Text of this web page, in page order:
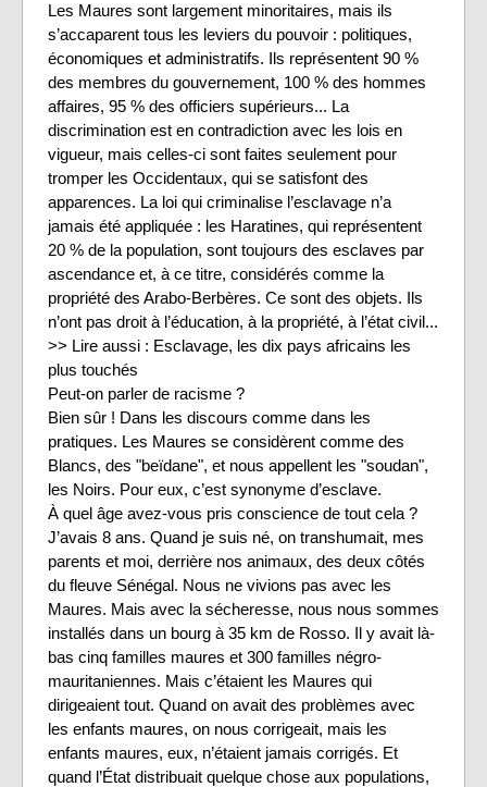
Les Maures sont largement minoritaires, mais ils
s’accaparent tous les leviers du pouvoir : politiques,
économiques et administratifs. Ils représentent 90 %
des membres du gouvernement, 100 % des hommes
affaires, 95 % des officiers supérieurs... La
discrimination est en contradiction avec les lois en
vigueur, mais celles-ci sont faites seulement pour
tromper les Occidentaux, qui se satisfont des
apparences. La loi qui criminalise l’esclavage n’a
jamais été appliquée : les Haratines, qui représentent
20 % de la population, sont toujours des esclaves par
ascendance et, à ce titre, considérés comme la
propriété des Arabo-Berbères. Ce sont des objets. Ils
n’ont pas droit à l’éducation, à la propriété, à l’état civil...
>> Lire aussi : Esclavage, les dix pays africains les
plus touchés
Peut-on parler de racisme ?
Bien sûr ! Dans les discours comme dans les
pratiques. Les Maures se considèrent comme des
Blancs, des "beïdane", et nous appellent les "soudan",
les Noirs. Pour eux, c’est synonyme d’esclave.
À quel âge avez-vous pris conscience de tout cela ?
J’avais 8 ans. Quand je suis né, on transhumait, mes
parents et moi, derrière nos animaux, des deux côtés
du fleuve Sénégal. Nous ne vivions pas avec les
Maures. Mais avec la sécheresse, nous nous sommes
installés dans un bourg à 35 km de Rosso. Il y avait là-
bas cinq familles maures et 300 familles négro-
mauritaniennes. Mais c’étaient les Maures qui
dirigeaient tout. Quand on avait des problèmes avec
les enfants maures, on nous corrigeait, mais les
enfants maures, eux, n’étaient jamais corrigés. Et
quand l’État distribuait quelque chose aux populations,